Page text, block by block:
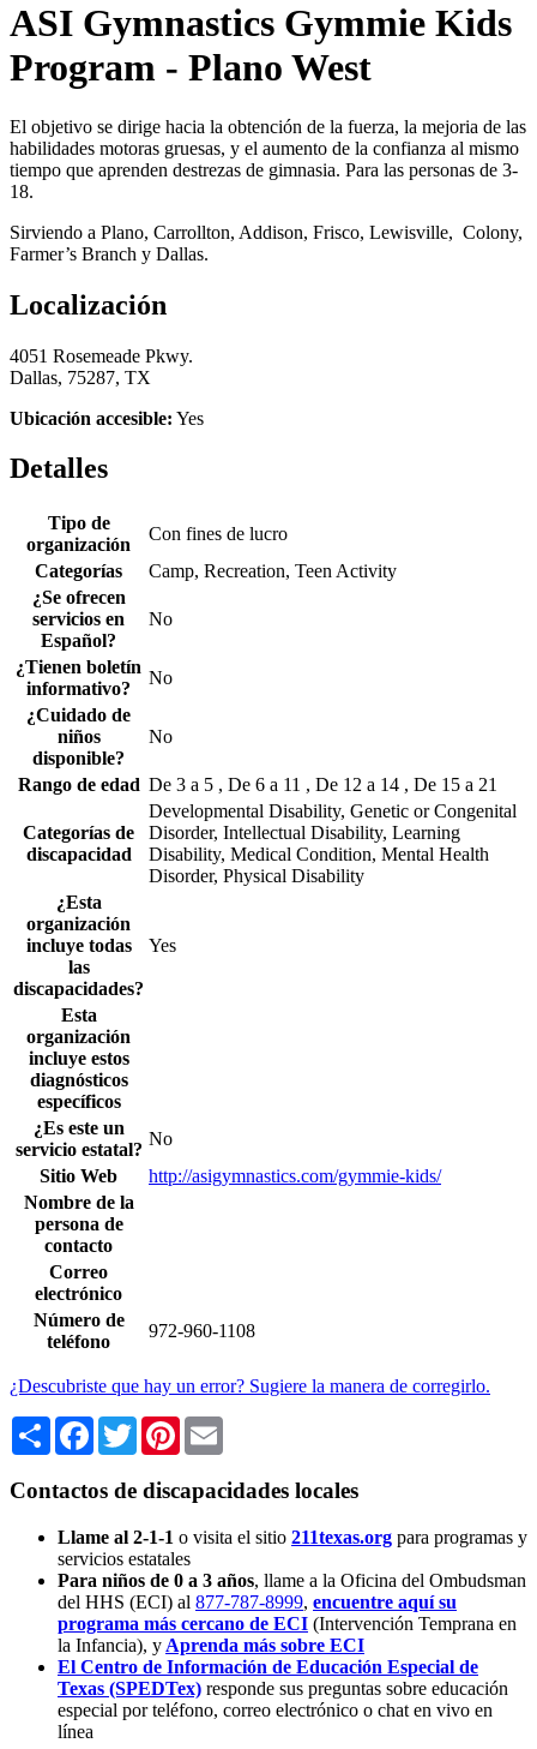
ASI Gymnastics Gymmie Kids
Program - Plano West
El objetivo se dirige hacia la obtención de la fuerza, la mejoria de las
habilidades motoras gruesas, y el aumento de la confianza al mismo
tiempo que aprenden destrezas de gimnasia. Para las personas de 3-
18.
Sirviendo a Plano, Carrollton, Addison, Frisco, Lewisville, Colony,
Farmer’s Branch y Dallas.
Localización
4051 Rosemeade Pkwy.
Dallas, 75287, TX
Ubicación accesible: Yes
Detalles
Tipo de
organización
Con fines de lucro
Categorías
Camp, Recreation, Teen Activity
¿Se ofrecen
servicios en
Español?
No
¿Tienen boletín
informativo?
No
¿Cuidado de
niños
disponible?
No
Rango de edad De 3 a 5 , De 6 a 11 , De 12 a 14 , De 15 a 21
Categorías de
discapacidad
Developmental Disability, Genetic or Congenital
Disorder, Intellectual Disability, Learning
Disability, Medical Condition, Mental Health
Disorder, Physical Disability
¿Esta
organización
incluye todas
las
discapacidades?
Yes
Esta
organización
incluye estos
diagnósticos
específicos
¿Es este un
servicio estatal?
No
Sitio Web
http://asigymnastics.com/gymmie-kids/
Nombre de la
persona de
contacto
Correo
electrónico
Número de
teléfono
972-960-1108
¿Descubriste que hay un error? Sugiere la manera de corregirlo.
Share Facebook
TwitterPinterest
Contactos de discapacidades locales
Llame al 2-1-1 o visita el sitio 211texas.org para programas y
servicios estatales
Para niños de 0 a 3 años, llame a la Oficina del Ombudsman
del HHS (ECI) al 877-787-8999, encuentre aquí su
programa más cercano de ECI (Intervención Temprana en
la Infancia), y Aprenda más sobre ECI
El Centro de Información de Educación Especial de
Texas (SPEDTex) responde sus preguntas sobre educación
especial por teléfono, correo electrónico o chat en vivo en
línea